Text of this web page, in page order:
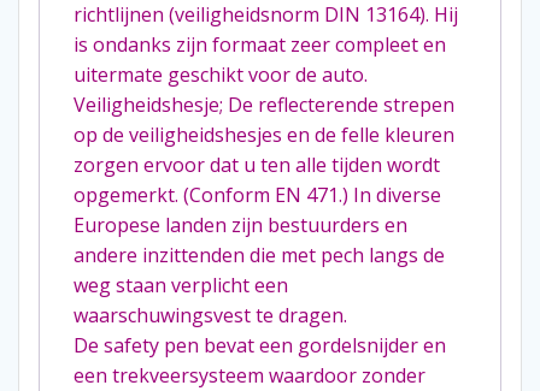
richtlijnen (veiligheidsnorm DIN 13164). Hij
is ondanks zijn formaat zeer compleet en
uitermate geschikt voor de auto.
Veiligheidshesje; De reflecterende strepen
op de veiligheidshesjes en de felle kleuren
zorgen ervoor dat u ten alle tijden wordt
opgemerkt. (Conform EN 471.) In diverse
Europese landen zijn bestuurders en
andere inzittenden die met pech langs de
weg staan verplicht een
waarschuwingsvest te dragen.
De safety pen bevat een gordelsnijder en
een trekveersysteem waardoor zonder